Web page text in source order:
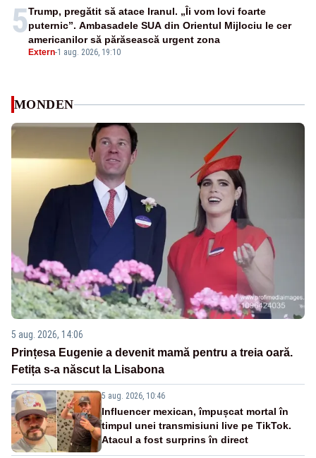
5
Extern-1 aug. 2026, 19:10
Trump, pregătit să atace Iranul. „Îi vom lovi foarte
puternic”. Ambasadele SUA din Orientul Mijlociu le cer
americanilor să părăsească urgent zona
MONDEN
5 aug. 2026, 14:06
Prințesa Eugenie a devenit mamă pentru a treia oară.
Fetița s-a născut la Lisabona
5 aug. 2026, 10:46
Influencer mexican, împușcat mortal în
timpul unei transmisiuni live pe TikTok.
Atacul a fost surprins în direct